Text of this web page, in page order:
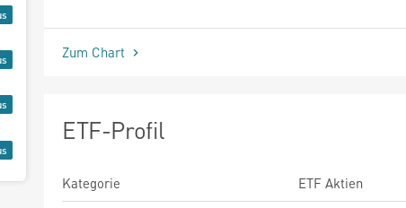
seit Beginn
Zum Chart
ETF-Profil
Kategorie
ETF Aktien